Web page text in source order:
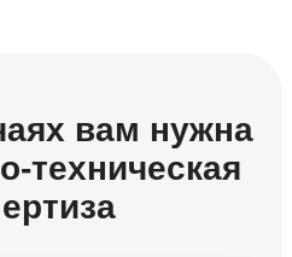
вам нужна
техническая